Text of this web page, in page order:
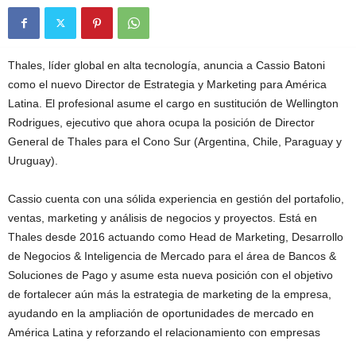
Thales, líder global en alta tecnología, anuncia a Cassio Batoni
como el nuevo Director de Estrategia y Marketing para América
Latina. El profesional asume el cargo en sustitución de Wellington
Rodrigues, ejecutivo que ahora ocupa la posición de Director
General de Thales para el Cono Sur (Argentina, Chile, Paraguay y
Uruguay).
Cassio cuenta con una sólida experiencia en gestión del portafolio,
ventas, marketing y análisis de negocios y proyectos. Está en
Thales desde 2016 actuando como Head de Marketing, Desarrollo
de Negocios & Inteligencia de Mercado para el área de Bancos &
Soluciones de Pago y asume esta nueva posición con el objetivo
de fortalecer aún más la estrategia de marketing de la empresa,
ayudando en la ampliación de oportunidades de mercado en
América Latina y reforzando el relacionamiento con empresas